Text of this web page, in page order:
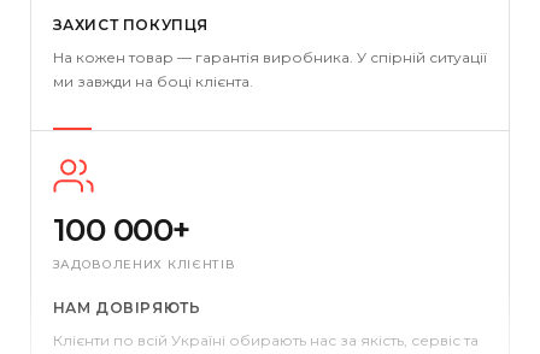
ЗАХИСТ ПОКУПЦЯ
На кожен товар — гарантія виробника. У спірній ситуації
ми завжди на боці клієнта.
100 000+
ЗАДОВОЛЕНИХ КЛІЄНТІВ
НАМ ДОВІРЯЮТЬ
Клієнти по всій Україні обирають нас за якість, сервіс та